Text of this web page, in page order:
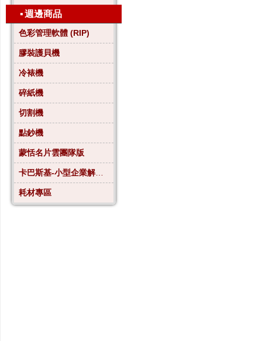
▪週邊商品
色彩管理軟體 (RIP)
膠裝護貝機
冷裱機
碎紙機
切割機
點鈔機
蒙恬名片雲團隊版
卡巴斯基-小型企業解決方案4
耗材專區